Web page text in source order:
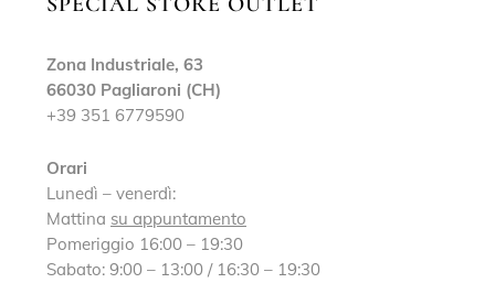
Zona Industriale, 63
66030 Pagliaroni (CH)
+39 351 6779590
Orari
Lunedì – venerdì:
Mattina su appuntamento
Pomeriggio 16:00 – 19:30
Sabato: 9:00 – 13:00 / 16:30 – 19:30